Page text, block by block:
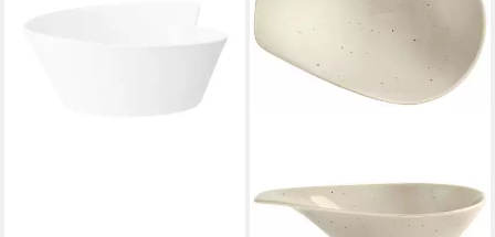
KAHLA
Suppenschale Homestyle